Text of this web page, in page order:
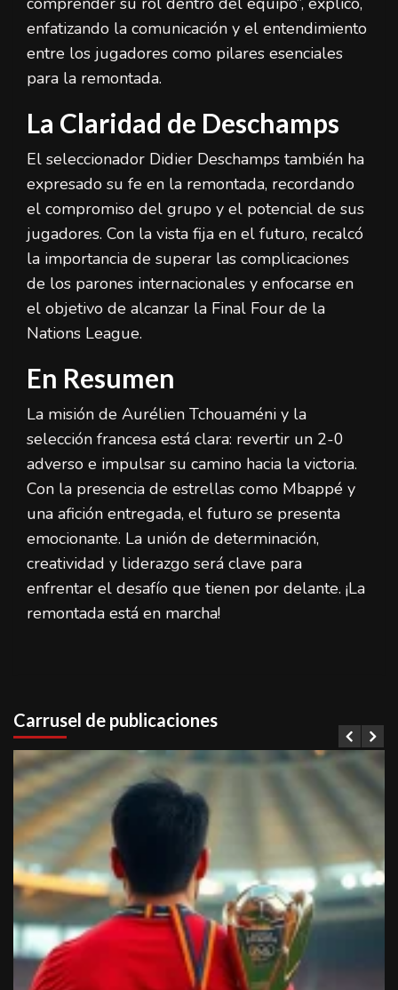
enfatizando la comunicación y el entendimiento
entre los jugadores como pilares esenciales
para la remontada.
La Claridad de Deschamps
El seleccionador Didier Deschamps también ha
expresado su fe en la remontada, recordando
el compromiso del grupo y el potencial de sus
jugadores. Con la vista fija en el futuro, recalcó
la importancia de superar las complicaciones
de los parones internacionales y enfocarse en
el objetivo de alcanzar la Final Four de la
Nations League.
En Resumen
La misión de Aurélien Tchouaméni y la
selección francesa está clara: revertir un 2-0
adverso e impulsar su camino hacia la victoria.
Con la presencia de estrellas como Mbappé y
una afición entregada, el futuro se presenta
emocionante. La unión de determinación,
creatividad y liderazgo será clave para
enfrentar el desafío que tienen por delante. ¡La
remontada está en marcha!
Carrusel de publicaciones